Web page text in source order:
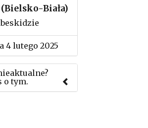
Biała)
4 lutego 2025
o tym.